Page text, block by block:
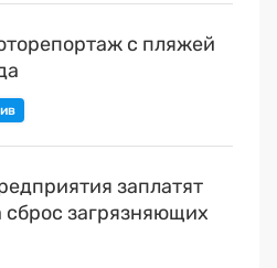
с пляжей
заплатят
сброс загрязняющих